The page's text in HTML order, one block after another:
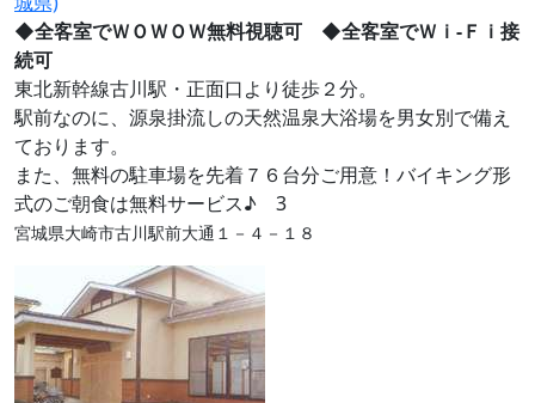
◆全客室でＷＯＷＯＷ無料視聴可 ◆全客室でＷｉ-Ｆｉ接
続可
東北新幹線古川駅・正面口より徒歩２分。
駅前なのに、源泉掛流しの天然温泉大浴場を男女別で備え
ております。
また、無料の駐車場を先着７６台分ご用意！バイキング形
式のご朝食は無料サービス♪ 3
宮城県大崎市古川駅前大通１－４－１８